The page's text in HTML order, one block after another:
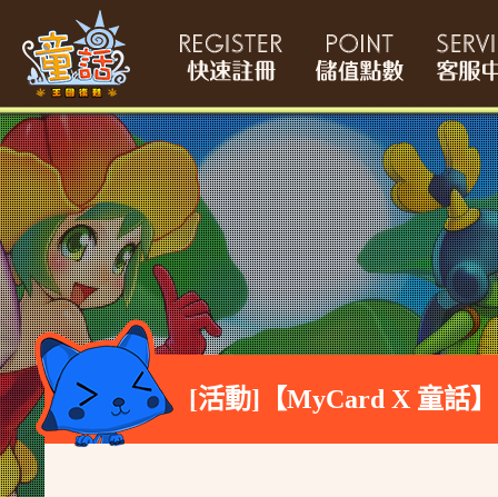
[活動]【MyCard X 童話